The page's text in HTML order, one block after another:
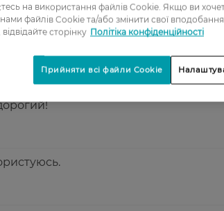
3
4
5
на використання файлів Cookie. Якщо ви
файлів Cookie та/або змінити свої
сторінку Політіка конфіденційності
Прийняти всі файли Cookie